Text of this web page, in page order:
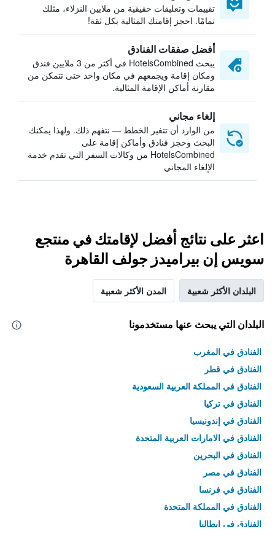
تقييمات وتعليقات حقيقية من ملايين النزلاء، مثلك
تمامًا. احجز إقامتك المثالية بكل ثقة!
أفضل صفقات الفنادق
يبحث HotelsCombined في أكثر من 3 ملايين فندق
ومكان إقامة ويجمعهم في مكان واحد حتى تتمكن من
مقارنة أماكن الإقامة المثالية.
إلغاء مجاني
من الوارد أن تتغير الخطط — نتفهم ذلك. ولهذا يمكنك
البحث وحجز فنادق وأماكن إقامة على
HotelsCombined من وكالات السفر التي تقدم خدمة
الإلغاء المجاني
اعثر على نتائج أفضل لإقامتك في منتجع
سويس إن بيراميدز جولف القاهرة
البلدان الأكثر شعبية المدن الأكثر شعبية
البلدان التي يبحث عنها مستخدمونا
الفنادق في المغرب
الفنادق في قطر
الفنادق في المملكة العربية السعودية
الفنادق في تركيا
الفنادق في إندونيسيا
الفنادق في الامارات العربية المتحدة
الفنادق في البحرين
الفنادق في مصر
الفنادق في فرنسا
الفنادق في المملكة المتحدة
الفنادق في إيطاليا